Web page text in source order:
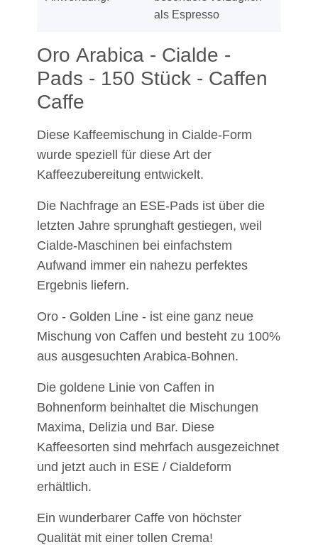
als Espresso
Oro Arabica - Cialde -
Pads - 150 Stück - Caffen
Caffe
Diese Kaffeemischung in Cialde-Form
wurde speziell für diese Art der
Kaffeezubereitung entwickelt.
Die Nachfrage an ESE-Pads ist über die
letzten Jahre sprunghaft gestiegen, weil
Cialde-Maschinen bei einfachstem
Aufwand immer ein nahezu perfektes
Ergebnis liefern.
Oro - Golden Line - ist eine ganz neue
Mischung von Caffen und besteht zu 100%
aus ausgesuchten Arabica-Bohnen.
Die goldene Linie von Caffen in
Bohnenform beinhaltet die Mischungen
Maxima, Delizia und Bar. Diese
Kaffeesorten sind mehrfach ausgezeichnet
und jetzt auch in ESE / Cialdeform
erhältlich.
Ein wunderbarer Caffe von höchster
Qualität mit einer tollen Crema!